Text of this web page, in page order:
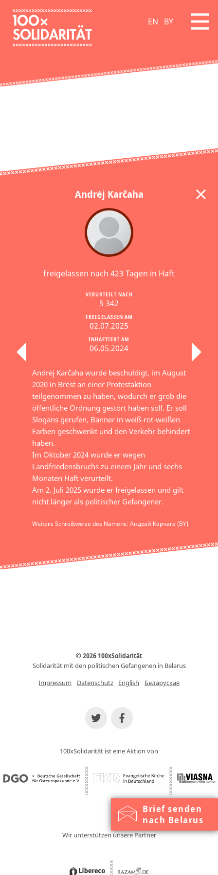
EN BY
Brief senden
nach Belarus
Andrėj Karčaha
freigelassen nach 423 Tagen in Haft
INHAFTIERT AM
06.05.2024
FREIGELASSEN AM
02.07.2025
VERURTEILT NACH
§ 342
Andrėj Karčaha wurde beschuldigt, im August
2020 in Brėst an einer Protestaktion
teilgenommen zu haben, wodurch er grob die
öffentliche Ordnung gestört haben soll. Er soll
Slogans gerufen, Banner in weiß-rot-weißen
Farben geschwenkt und den Verkehr behindert
haben.
Im Oktober 2024 wurde er wegen
Landfriedensbruchs zu einem Jahr und sechs
Monaten Haft verurteilt.
Am 2. Juli 2025 wurde er freigelassen und gilt
nicht länger als politischer Gefangener.
Weitere Schreibweise des Namens: Андрэй Карчага (BY)
© 2026 100xSolidarität
Solidarität mit den politischen Gefangenen in Belarus
Impressum
Datenschutz English Беларуская
100xSolidarität ist eine Aktion von
Wir unterstützen unsere Partner